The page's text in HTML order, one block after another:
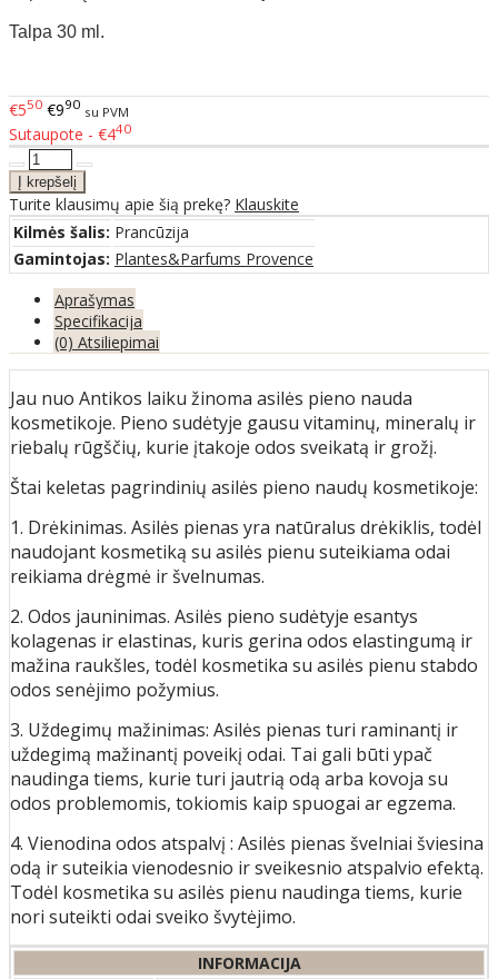
Talpa 30 ml.
€550 €990 su PVM
Sutaupote - €440
Turite klausimų apie šią prekę? Klauskite
Kilmės šalis: Prancūzija
Gamintojas: Plantes&Parfums Provence
Aprašymas
Specifikacija
(0) Atsiliepimai
Jau nuo Antikos laiku žinoma asilės pieno nauda
kosmetikoje. Pieno sudėtyje gausu vitaminų, mineralų ir
riebalų rūgščių, kurie įtakoje odos sveikatą ir grožį.
Štai keletas pagrindinių asilės pieno naudų kosmetikoje:
1. Drėkinimas. Asilės pienas yra natūralus drėkiklis, todėl
naudojant kosmetiką su asilės pienu suteikiama odai
reikiama drėgmė ir švelnumas.
2. Odos jauninimas. Asilės pieno sudėtyje esantys
kolagenas ir elastinas, kuris gerina odos elastingumą ir
mažina raukšles, todėl kosmetika su asilės pienu stabdo
odos senėjimo požymius.
3. Uždegimų mažinimas: Asilės pienas turi raminantį ir
uždegimą mažinantį poveikį odai. Tai gali būti ypač
naudinga tiems, kurie turi jautrią odą arba kovoja su
odos problemomis, tokiomis kaip spuogai ar egzema.
4. Vienodina odos atspalvį : Asilės pienas švelniai šviesina
odą ir suteikia vienodesnio ir sveikesnio atspalvio efektą.
Todėl kosmetika su asilės pienu naudinga tiems, kurie
nori suteikti odai sveiko švytėjimo.
INFORMACIJA